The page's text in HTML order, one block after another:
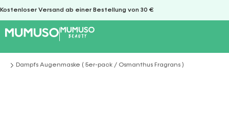
Kostenloser Versand ab einer Bestellung von 30 €
Sie befinden sich hier:
Dampfs Augenmaske ( 5er-pack / Osmanthus Fragrans )